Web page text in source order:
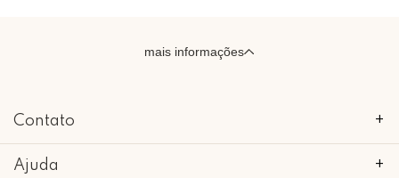
mais informações
Contato +
Ajuda +